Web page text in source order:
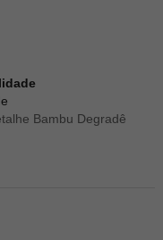
Bambu Degradê